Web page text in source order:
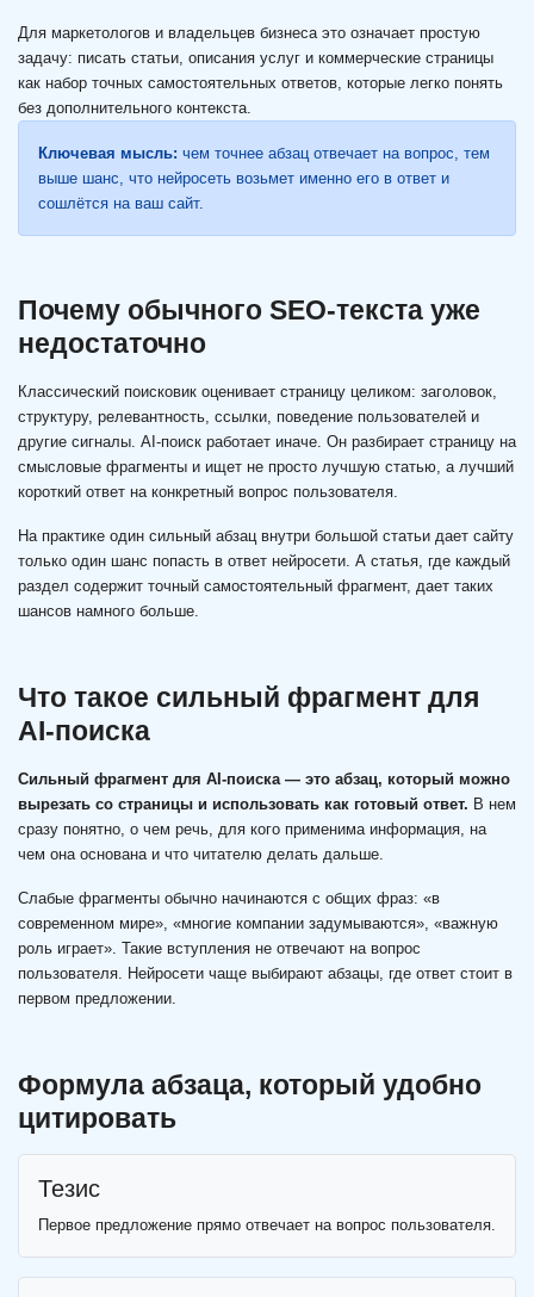
Для маркетологов и владельцев бизнеса это означает простую
задачу: писать статьи, описания услуг и коммерческие страницы
как набор точных самостоятельных ответов, которые легко понять
без дополнительного контекста.
Ключевая мысль: чем точнее абзац отвечает на вопрос, тем
выше шанс, что нейросеть возьмет именно его в ответ и
сошлётся на ваш сайт.
Почему обычного SEO-текста уже
недостаточно
Классический поисковик оценивает страницу целиком: заголовок,
структуру, релевантность, ссылки, поведение пользователей и
другие сигналы. AI-поиск работает иначе. Он разбирает страницу на
смысловые фрагменты и ищет не просто лучшую статью, а лучший
короткий ответ на конкретный вопрос пользователя.
На практике один сильный абзац внутри большой статьи дает сайту
только один шанс попасть в ответ нейросети. А статья, где каждый
раздел содержит точный самостоятельный фрагмент, дает таких
шансов намного больше.
Что такое сильный фрагмент для
AI-поиска
Сильный фрагмент для AI-поиска — это абзац, который можно
вырезать со страницы и использовать как готовый ответ. В нем
сразу понятно, о чем речь, для кого применима информация, на
чем она основана и что читателю делать дальше.
Слабые фрагменты обычно начинаются с общих фраз: «в
современном мире», «многие компании задумываются», «важную
роль играет». Такие вступления не отвечают на вопрос
пользователя. Нейросети чаще выбирают абзацы, где ответ стоит в
первом предложении.
Формула абзаца, который удобно
цитировать
Тезис
Первое предложение прямо отвечает на вопрос пользователя.